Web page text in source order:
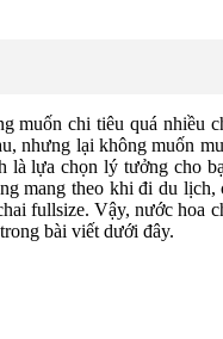
muốn chi tiêu quá nhiều
nhưng lại không muốn
là lựa chọn lý tưởng cho
mang theo khi đi du
fullsize. Vậy, nước hoa
​ trong bài viết dưới đây.